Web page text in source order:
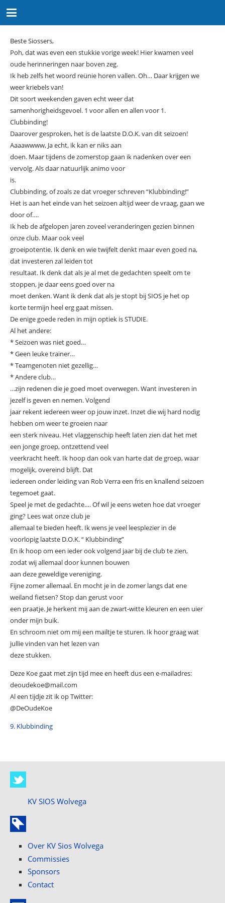
Beste Siossers,
Poh, dat was even een stukkie vorige week! Hier kwamen veel
oude herinneringen naar boven zeg.
Ik heb zelfs het woord reünie horen vallen. Oh… Daar krijgen we
weer kriebels van!
Dit soort weekenden gaven echt weer dat
samenhorigheidsgevoel. 1 voor allen en allen voor 1.
Clubbinding!
Daarover gesproken, het is de laatste D.O.K. van dit seizoen!
Aaaawwww, Ja echt, ik kan er niks aan
doen. Maar tijdens de zomerstop gaan ik nadenken over een
vervolg. Als daar natuurlijk animo voor
is.
Clubbinding, of zoals ze dat vroeger schreven “Klubbinding!”
Het is aan het einde van het seizoen altijd weer de vraag, gaan we
door of….
Ik heb de afgelopen jaren zoveel veranderingen gezien binnen
onze club. Maar ook veel
groeipotentie. Ik denk en wie twijfelt denkt maar even goed na,
dat investeren zal leiden tot
resultaat. Ik denk dat als je al met de gedachten speelt om te
stoppen, je daar eens goed over na
moet denken. Want ik denk dat als je stopt bij SIOS je het op
korte termijn heel erg gaat missen.
De enige goede reden in mijn optiek is STUDIE.
Al het andere:
* Seizoen was niet goed…
* Geen leuke trainer…
* Teamgenoten niet gezellig…
* Andere club…
…zijn redenen die je goed moet overwegen. Want investeren in
jezelf is geven en nemen. Volgend
jaar rekent iedereen weer op jouw inzet. Inzet die wij hard nodig
hebben om weer te groeien naar
een sterk niveau. Het vlaggenschip heeft laten zien dat het met
een jonge groep, ontzettend veel
veerkracht heeft. Ik hoop dan ook van harte dat de groep, waar
mogelijk, overeind blijft. Dat
iedereen onder leiding van Rob Verra een fris en knallend seizoen
tegemoet gaat.
Speel je met de gedachte…. Of wil je eens weten hoe dat vroeger
ging? Lees wat onze club je
allemaal te bieden heeft. Ik wens je veel leesplezier in de
voorlopig laatste D.O.K. “ Klubbinding”
En ik hoop om een ieder ook volgend jaar bij de club te zien,
zodat wij allemaal door kunnen bouwen
aan deze geweldige vereniging.
Fijne zomer allemaal. En mocht je in de zomer langs dat ene
weiland fietsen? Stop dan gerust voor
een praatje. Je herkent mij aan de zwart-witte kleuren en een uier
onder mijn buik.
En schroom niet om mij een mailtje te sturen. Ik hoor graag wat
jullie vinden van het lezen van
deze stukken.
Deze Koe gaat met zijn tijd mee en heeft dus een e-mailadres:
deoudekoe@mail.com
Al een tijdje zit ik op Twitter:
@DeOudeKoe
9. Klubbinding
KV SIOS Wolvega
Over KV Sios Wolvega
Commissies
Sponsors
Contact